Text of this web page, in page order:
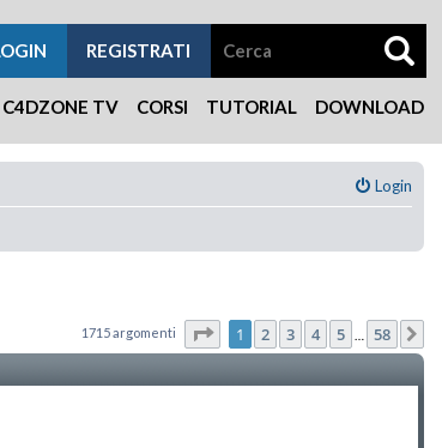
C4DZONE TV CORSI TUTORIAL DOWNLOAD
REGISTRATI
Login
1715 argomenti Pagina di 58
1 2 3 4 5 58